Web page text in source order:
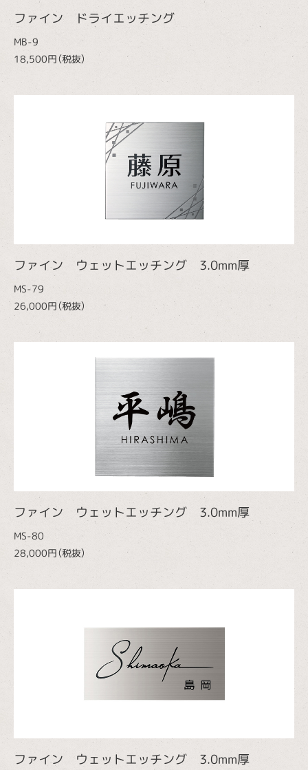
ファイン ドライエッチング
MB-9
18,500円（税抜）
ファイン ウェットエッチング 3.0mm厚
MS-79
26,000円（税抜）
ファイン ウェットエッチング 3.0mm厚
MS-80
28,000円（税抜）
ファイン ウェットエッチング 3.0mm厚